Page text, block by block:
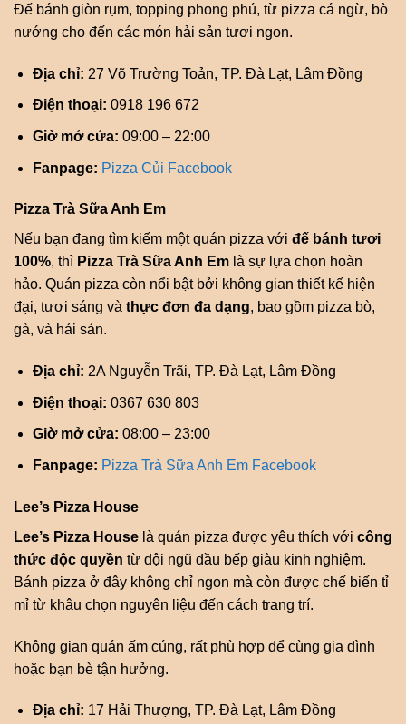
Đế bánh giòn rụm, topping phong phú, từ pizza cá ngừ, bò
nướng cho đến các món hải sản tươi ngon.
Địa chỉ: 27 Võ Trường Toản, TP. Đà Lạt, Lâm Đồng
Điện thoại: 0918 196 672
Giờ mở cửa: 09:00 – 22:00
Fanpage: Pizza Củi Facebook
Pizza Trà Sữa Anh Em
Nếu bạn đang tìm kiếm một quán pizza với đế bánh tươi
100%, thì Pizza Trà Sữa Anh Em là sự lựa chọn hoàn
hảo. Quán pizza còn nổi bật bởi không gian thiết kế hiện
đại, tươi sáng và thực đơn đa dạng, bao gồm pizza bò,
gà, và hải sản.
Địa chỉ: 2A Nguyễn Trãi, TP. Đà Lạt, Lâm Đồng
Điện thoại: 0367 630 803
Giờ mở cửa: 08:00 – 23:00
Fanpage: Pizza Trà Sữa Anh Em Facebook
Lee’s Pizza House
Lee’s Pizza House là quán pizza được yêu thích với công
thức độc quyền từ đội ngũ đầu bếp giàu kinh nghiệm.
Bánh pizza ở đây không chỉ ngon mà còn được chế biến tỉ
mỉ từ khâu chọn nguyên liệu đến cách trang trí.
Không gian quán ấm cúng, rất phù hợp để cùng gia đình
hoặc bạn bè tận hưởng.
Địa chỉ: 17 Hải Thượng, TP. Đà Lạt, Lâm Đồng